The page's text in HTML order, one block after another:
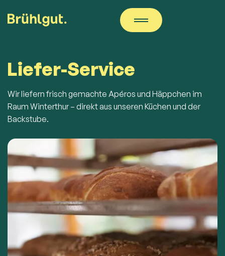
Liefer-Service
Wir liefern frisch gemachte Apéros und Häppchen im
Raum Winterthur – direkt aus unseren Küchen und der
Backstube.